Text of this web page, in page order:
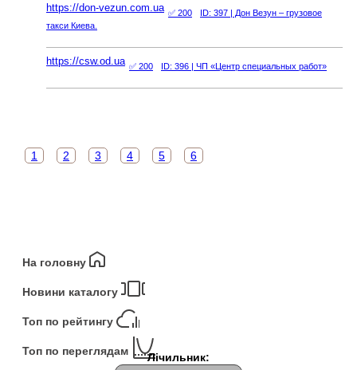
https://don-vezun.com.ua ✅ 200 ID: 397 | Дон Везун – грузовое
такси Киева.
https://csw.od.ua ✅ 200 ID: 396 | ЧП «Центр специальных работ»
1 2 3 4 5 6
На головну
Новини каталогу
Топ по рейтингу
Топ по переглядам